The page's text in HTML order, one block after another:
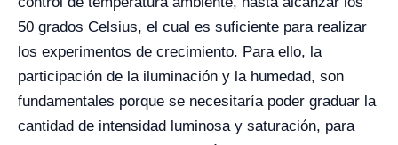
50 grados Celsius, el cual es suficiente para realizar
los experimentos de crecimiento. Para ello, la
participación de la iluminación y la humedad, son
fundamentales porque se necesitaría poder graduar la
cantidad de intensidad luminosa y saturación, para